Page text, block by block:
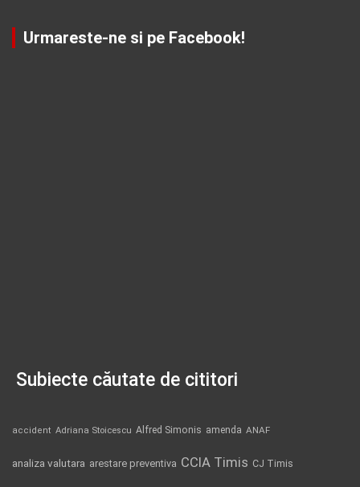
Urmareste-ne si pe Facebook!
Subiecte căutate de cititori
accident Adriana Stoicescu Alfred Simonis amenda ANAF
analiza valutara arestare preventiva CCIA Timis CJ Timis